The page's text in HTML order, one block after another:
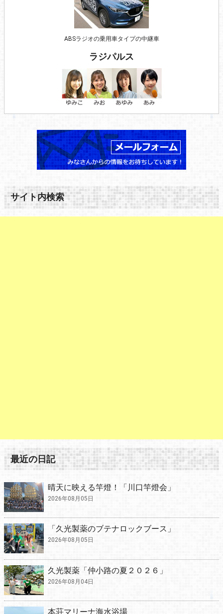
ABSラジオの乗用車タイプの中継車
ラジパルス
サイト内検索
最近の日記
晴天に映える竿燈！「川口竿燈会」
2026年08月05日
「久光製薬のブテナロックブース」
2026年08月05日
久光製薬「仲小路の夏２０２６」
2026年08月04日
本荘マリーナ海水浴場